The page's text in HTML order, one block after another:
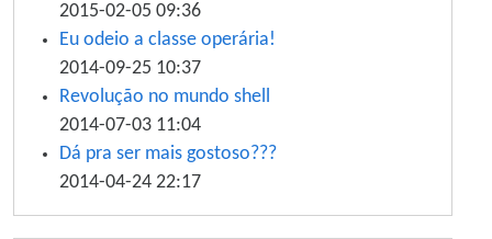
2015-02-05 09:36
Eu odeio a classe operária!
2014-09-25 10:37
Revolução no mundo shell
2014-07-03 11:04
Dá pra ser mais gostoso???
2014-04-24 22:17